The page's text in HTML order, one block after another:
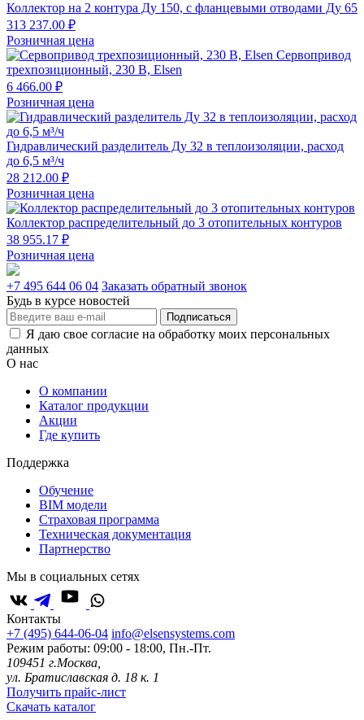
Коллектор на 2 контура Ду 150, с фланцевыми отводами Ду 65
313 237.00 ₽
Розничная цена
Сервопривод
трехпозиционный, 230 В, Elsen
6 466.00 ₽
Розничная цена
Гидравлический разделитель Ду 32 в теплоизоляции, расход
до 6,5 м³/ч
28 212.00 ₽
Розничная цена
Коллектор распределительный до 3 отопительных контуров
38 955.17 ₽
Розничная цена
+7 495 644 06 04 Заказать обратный звонок
Будь в курсе новостей
Подписаться
Я даю свое согласие на обработку моих персональных
данных
О нас
О компании
Каталог продукции
Акции
Где купить
Поддержка
Обучение
BIM модели
Страховая программа
Техническая документация
Партнерство
Мы в социальных сетях
Контакты
+7 (495) 644-06-04 info@elsensystems.com
Режим работы: 09:00 - 18:00, Пн.-Пт.
109451 г.Москва,
ул. Братиславская д. 18 к. 1
Получить прайс-лист
Скачать каталог